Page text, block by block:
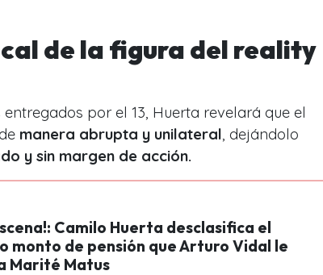
de la figura del reality
por el 13, Huerta revelará que el
manera abrupta y unilateral , dejándolo
y sin margen de acción.
Camilo Huerta desclasifica el
monto de pensión que Arturo Vidal le
Marité Matus